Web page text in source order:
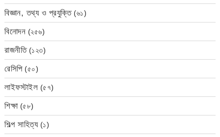
বিজ্ঞান, তথ্য ও প্রযুক্তি(৬১)
বিনোদন (২৫৬)
রাজনীতি(১২৩)
রেসিপি(৫০)
লাইফস্টাইল (৫৭)
শিক্ষা(৫৮)
শিল্প সাহিত্য(১)